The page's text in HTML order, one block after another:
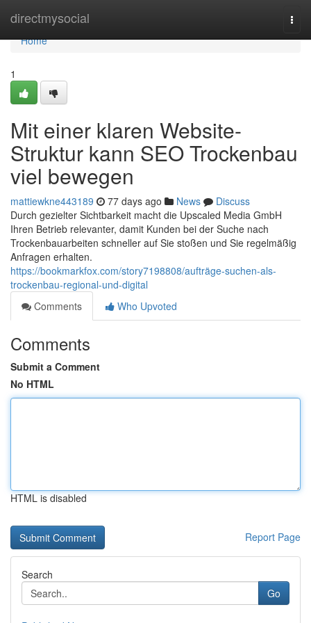
directmysocial
Home
Home
1
Mit einer klaren Website-
Struktur kann SEO Trockenbau
viel bewegen
mattiewkne443189 77 days ago News
Discuss
Durch gezielter Sichtbarkeit macht die Upscaled Media GmbH
Ihren Betrieb relevanter, damit Kunden bei der Suche nach
Trockenbauarbeiten schneller auf Sie stoßen und Sie regelmäßig
Anfragen erhalten.
https://bookmarkfox.com/story7198808/aufträge-suchen-als-
trockenbau-regional-und-digital
Comments
Who Upvoted
Comments
Submit a Comment
No HTML
HTML is disabled
Report Page
Search
Go